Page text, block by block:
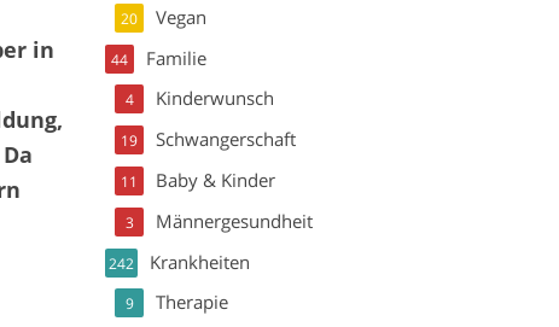
in
Vegan
20
Familie
44
Kinderwunsch
4
Schwangerschaft
19
Baby & Kinder
11
Männergesundheit
3
Krankheiten
242
Therapie
9